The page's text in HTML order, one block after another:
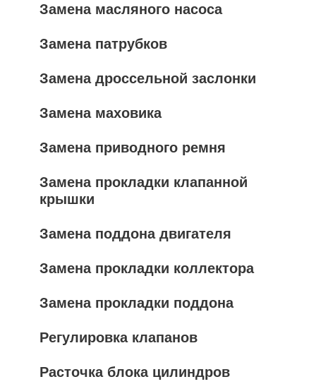
Замена масляного насоса
Замена патрубков
Замена дроссельной заслонки
Замена маховика
Замена приводного ремня
Замена прокладки клапанной
крышки
Замена поддона двигателя
Замена прокладки коллектора
Замена прокладки поддона
Регулировка клапанов
Расточка блока цилиндров